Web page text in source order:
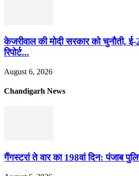
केजरीवाल की मोदी सरकार को चुनौती, ई-
रिपोर्ट...
August 6, 2026
Chandigarh News
गैंगस्टरां ते वार का 198वां दिन: पंजाब